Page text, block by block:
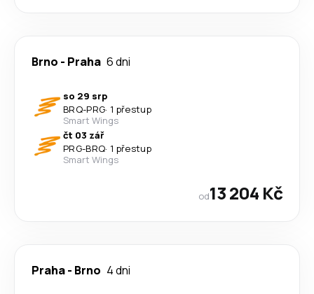
Brno - Praha 6 dni
so 29 srp
BRQ-PRG· 1 přestup
Smart Wings
čt 03 zář
PRG-BRQ· 1 přestup
Smart Wings
od13 204 Kč
Praha- Brno 4 dni